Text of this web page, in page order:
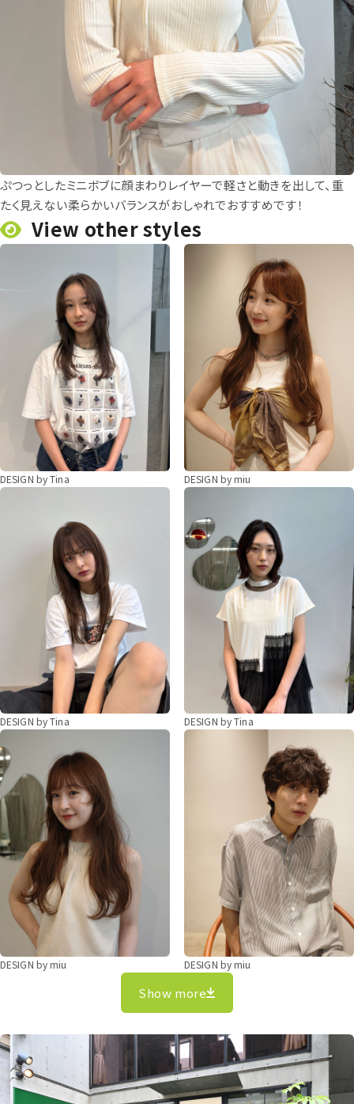
ぷつっとしたミニボブに顔まわりレイヤーで軽さと動きを出して、重
たく見えない柔らかいバランスがおしゃれでおすすめです！
View other styles
DESIGN by Tina DESIGN by miu
DESIGN by Tina DESIGN by Tina
DESIGN by miu DESIGN by miu
Show more